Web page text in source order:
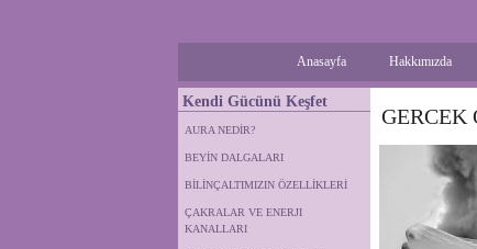
Anasayfa Hakkımızda
Kendi Gücünü Keşfet
AURA NEDİR?
BEYİN DALGALARI
BİLİNÇALTIMIZIN ÖZELLİKLERİ
ÇAKRALAR VE ENERJI
KANALLARI
GERCEK